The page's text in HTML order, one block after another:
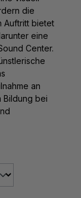
die
Auftritt bietet
eine
Center.
an
Bildung bei